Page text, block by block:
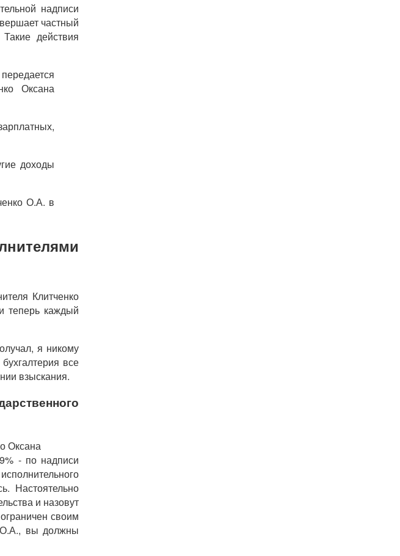
надписи
частный
действия
Оксана
доходы
О.А. в
Клитченко
теперь каждый
я никому
все
взыскания.
- по надписи
Настоятельно
и назовут
своим
О.А., вы должны